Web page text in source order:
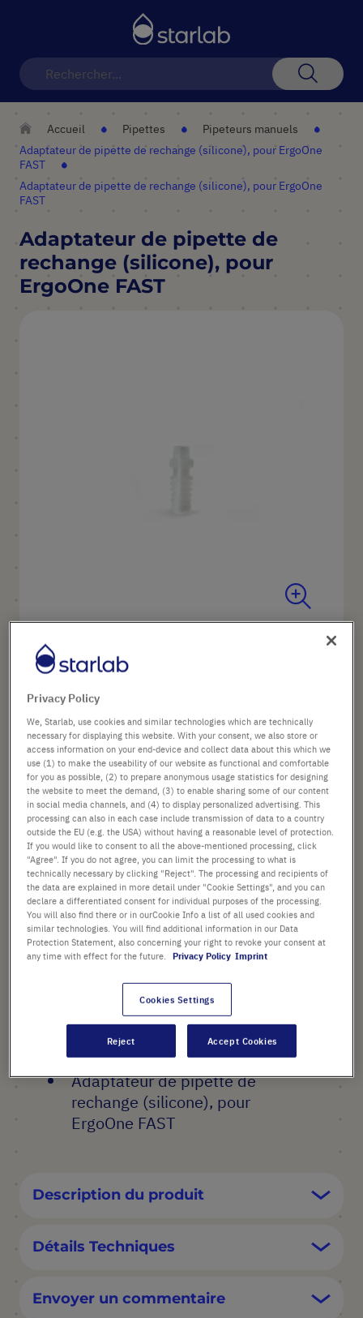
Accueil Pipettes
Pipeteurs manuels
Adaptateur de pipette de rechange (silicone), pour ErgoOne
FAST
Adaptateur de pipette de rechange (silicone), pour ErgoOne
FAST
Adaptateur de pipette de
rechange (silicone), pour
ErgoOne FAST
Skip
to
the
beginning
of
the
images
gallery
POINTS FORTS
Adaptateur de pipette de
rechange (silicone), pour
ErgoOne FAST
ErgoOne FAST
Réf.
P7166-6002
17,34 €
Prix catalogue indiqué. [*hors TVA et frais de port]
Vérifier la disponibilité Hors frais de port
- +
Ajouter
au
panier
1 Pièce (1 Boîte × 1 Pièce)
Description du produit
Détails Techniques
Envoyer un commentaire
Privacy Policy
We, Starlab, use cookies and similar technologies which are technically
necessary for displaying this website. With your consent, we also store or
access information on your end-device and collect data about this which we
use (1) to make the useability of our website as functional and comfortable
for you as possible, (2) to prepare anonymous usage statistics for designing
the website to meet the demand, (3) to enable sharing some of our content
in social media channels, and (4) to display personalized advertising. This
processing can also in each case include transmission of data to a country
outside the EU (e.g. the USA) without having a reasonable level of protection.
If you would like to consent to all the above-mentioned processing, click
"Agree". If you do not agree, you can limit the processing to what is
technically necessary by clicking "Reject". The processing and recipients of
the data are explained in more detail under "Cookie Settings", and you can
declare a differentiated consent for individual purposes of the processing.
You will also find there or in ourCookie Info a list of all used cookies and
similar technologies. You will find additional information in our Data
Protection Statement, also concerning your right to revoke your consent at
any time with effect for the future.
Privacy Policy Imprint
Cookies Settings
Reject Accept Cookies